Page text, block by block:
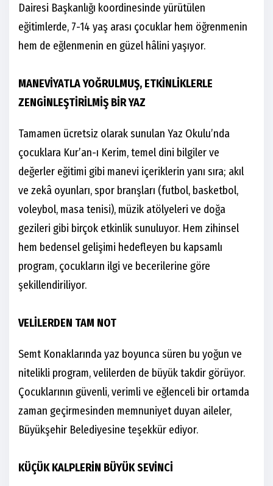
Dairesi Başkanlığı koordinesinde yürütülen
eğitimlerde, 7-14 yaş arası çocuklar hem öğrenmenin
hem de eğlenmenin en güzel hâlini yaşıyor.
MANEVİYATLA YOĞRULMUŞ, ETKİNLİKLERLE
ZENGİNLEŞTİRİLMİŞ BİR YAZ
Tamamen ücretsiz olarak sunulan Yaz Okulu’nda
çocuklara Kur’an-ı Kerim, temel dini bilgiler ve
değerler eğitimi gibi manevi içeriklerin yanı sıra; akıl
ve zekâ oyunları, spor branşları (futbol, basketbol,
voleybol, masa tenisi), müzik atölyeleri ve doğa
gezileri gibi birçok etkinlik sunuluyor. Hem zihinsel
hem bedensel gelişimi hedefleyen bu kapsamlı
program, çocukların ilgi ve becerilerine göre
şekillendiriliyor.
VELİLERDEN TAM NOT
Semt Konaklarında yaz boyunca süren bu yoğun ve
nitelikli program, velilerden de büyük takdir görüyor.
Çocuklarının güvenli, verimli ve eğlenceli bir ortamda
zaman geçirmesinden memnuniyet duyan aileler,
Büyükşehir Belediyesine teşekkür ediyor.
KÜÇÜK KALPLERİN BÜYÜK SEVİNCİ